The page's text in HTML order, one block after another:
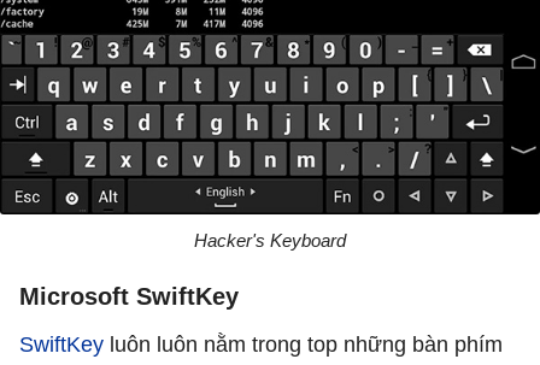
Hacker's Keyboard
Microsoft SwiftKey
SwiftKey luôn luôn nằm trong top những bàn phím